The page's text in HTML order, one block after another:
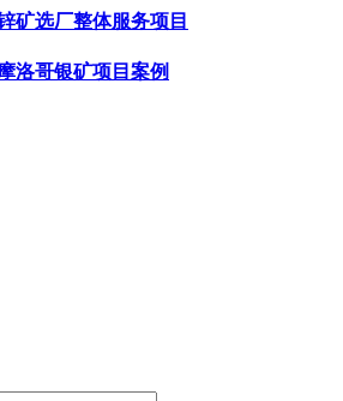
矿选厂整体服务项目
洛哥银矿项目案例